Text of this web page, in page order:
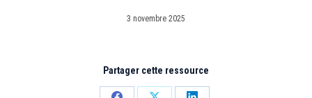
3 novembre 2025
Partager cette ressource